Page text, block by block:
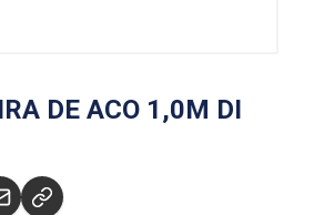
DE ACO 1,0M DI